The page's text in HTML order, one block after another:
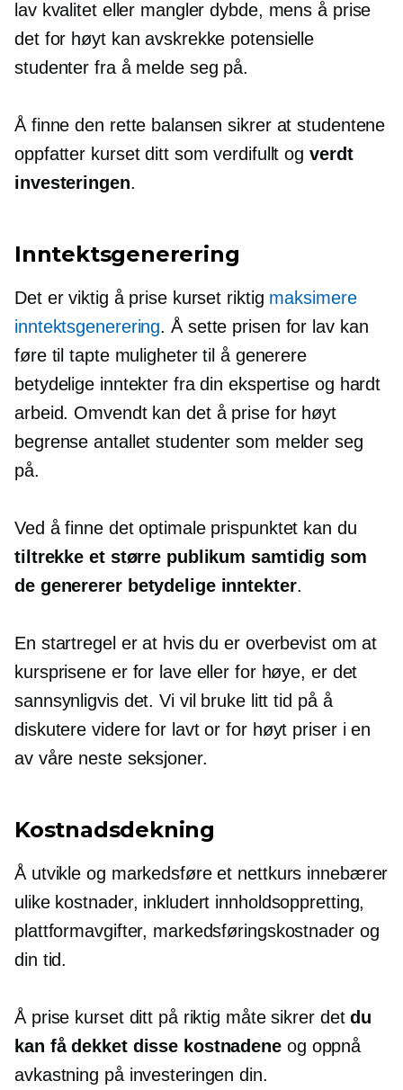
lav kvalitet eller mangler dybde, mens å prise
det for høyt kan avskrekke potensielle
studenter fra å melde seg på.
Å finne den rette balansen sikrer at studentene
oppfatter kurset ditt som verdifullt og verdt
investeringen.
Inntektsgenerering
Det er viktig å prise kurset riktig maksimere
inntektsgenerering. Å sette prisen for lav kan
føre til tapte muligheter til å generere
betydelige inntekter fra din ekspertise og hardt
arbeid. Omvendt kan det å prise for høyt
begrense antallet studenter som melder seg
på.
Ved å finne det optimale prispunktet kan du
tiltrekke et større publikum samtidig som
de genererer betydelige inntekter.
En startregel er at hvis du er overbevist om at
kursprisene er for lave eller for høye, er det
sannsynligvis det. Vi vil bruke litt tid på å
diskutere viderefor lavtorfor høyt priser i en
av våre neste seksjoner.
Kostnadsdekning
Å utvikle og markedsføre et nettkurs innebærer
ulike kostnader, inkludert innholdsoppretting,
plattformavgifter, markedsføringskostnader og
din tid.
Å prise kurset ditt på riktig måte sikrer detdu
kan få dekket disse kostnadene og oppnå
avkastning på investeringen din.